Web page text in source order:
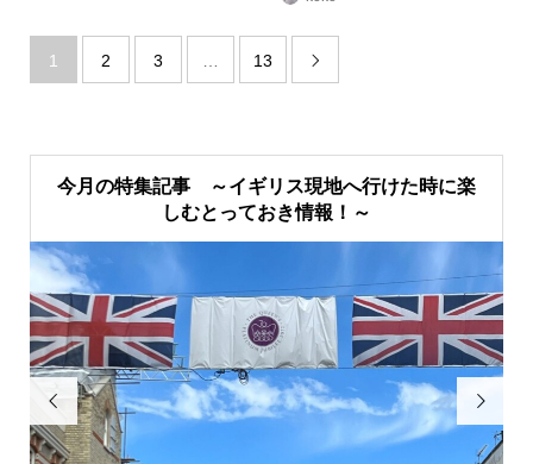
1 2 3 … 13 
今月の特集記事 ～イギリス現地へ行けた時に楽
しむとっておき情報！～
 